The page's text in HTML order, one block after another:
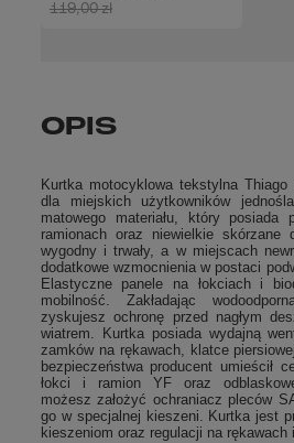
119,00 zł
OPIS
Kurtka motocyklowa tekstylna
dla miejskich użytkowników
matowego materiału, który posiada
ramionach oraz niewielkie skórzane
wygodny i trwały, a w miejscach
dodatkowe wzmocnienia w postaci
Elastyczne panele na łokciach i
mobilność. Zakładając
zyskujesz ochronę przed nagłym
wiatrem. Kurtka posiada wydajną
zamków na rękawach, klatce
bezpieczeństwa producent umieścił
łokci i ramion YF oraz
możesz założyć ochraniacz pleców
go w specjalnej kieszeni. Kurtka jest
kieszeniom oraz regulacji na rękawach